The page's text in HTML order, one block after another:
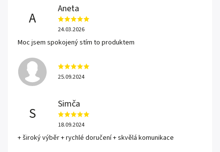
A
Aneta
24.03.2026
Moc jsem spokojený stím to produktem
25.09.2024
S
Simča
18.09.2024
+ široký výběr + rychlé doručení + skvělá komunikace